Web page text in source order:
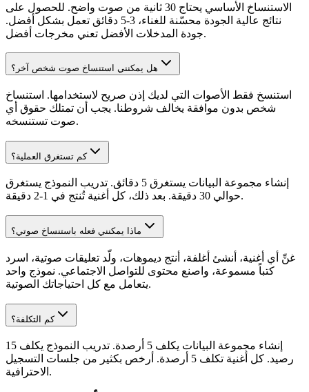
الاستنساخ الأساسي يحتاج 30 ثانية من صوت واضح. للحصول على
نتائج عالية الجودة محسّنة للغناء، 3-5 دقائق تعمل بشكل أفضل.
جودة المدخلات الأفضل تعني مخرجات أفضل.
هل يمكنني استنساخ صوت شخص آخر؟
استنسخ فقط الأصوات التي لديك إذن صريح لاستخدامها. استنساخ
شخص بدون موافقة يخالف شروطنا. يجب أن تمتلك حقوق أي
صوت تستنسخه.
كم تستغرق العملية؟
إنشاء مجموعة البيانات يستغرق 5 دقائق. تدريب النموذج يستغرق
حوالي 30 دقيقة. بعد ذلك، كل أغنية تُنتج في 1-2 دقيقة.
ماذا يمكنني فعله باستنساخ صوتي؟
غنِّ أي أغنية، أنشئ أغلفة، أنتج ديموهات، ولّد تعليقات صوتية، اسرد
كتباً مسموعة، واصنع محتوى للتواصل الاجتماعي. نموذج واحد
يتعامل مع كل احتياجاتك الصوتية.
كم التكلفة؟
إنشاء مجموعة البيانات يكلف 5 أرصدة. تدريب النموذج يكلف 15
رصيد. كل أغنية تكلف 5 أرصدة. أرخص بكثير من جلسات التسجيل
الاحترافية.